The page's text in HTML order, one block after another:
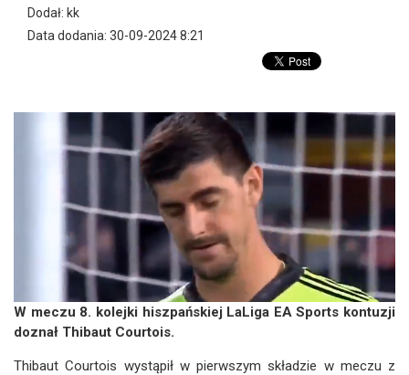
Dodał: kk
Data dodania: 30-09-2024 8:21
W meczu 8. kolejki hiszpańskiej LaLiga EA Sports kontuzji
doznał Thibaut Courtois.
Thibaut Courtois wystąpił w pierwszym składzie w meczu z